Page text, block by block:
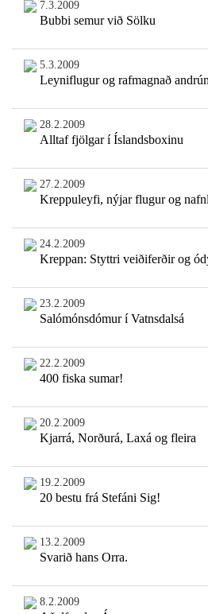
7.3.2009
Bubbi semur við Sölku
5.3.2009
Leyniflugur og rafmagnað
28.2.2009
Alltaf fjölgar í Íslandsboxinu
27.2.2009
Kreppuleyfi, nýjar flugur og
24.2.2009
Kreppan: Styttri veiðiferðir og
23.2.2009
Salómónsdómur í Vatnsdalsá
22.2.2009
400 fiska sumar!
20.2.2009
Kjarrá, Norðurá, Laxá og fleira
19.2.2009
20 bestu frá Stefáni Sig!
13.2.2009
Svarið hans Orra.
8.2.2009